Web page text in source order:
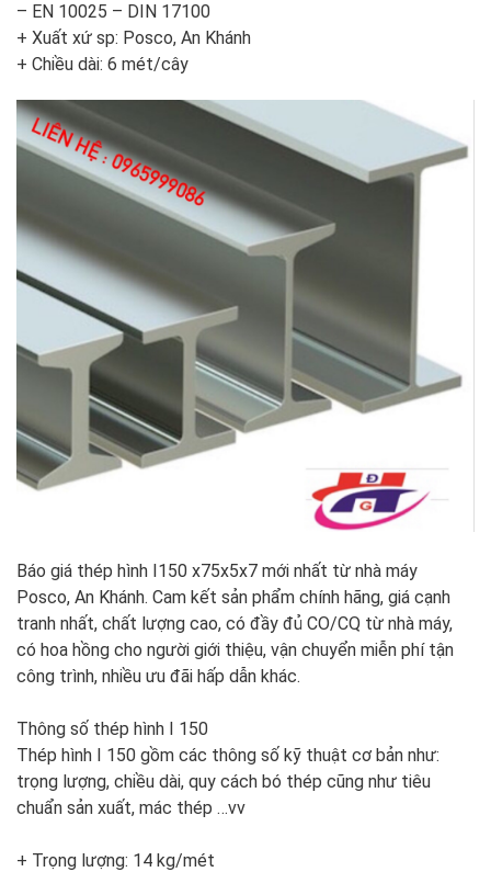
– EN 10025 – DIN 17100
+ Xuất xứ sp: Posco, An Khánh
+ Chiều dài: 6 mét/cây
Báo giá thép hình I150 x75x5x7 mới nhất từ nhà máy
Posco, An Khánh. Cam kết sản phẩm chính hãng, giá cạnh
tranh nhất, chất lượng cao, có đầy đủ CO/CQ từ nhà máy,
có hoa hồng cho người giới thiệu, vận chuyển miễn phí tận
công trình, nhiều ưu đãi hấp dẫn khác.
Thông số thép hình I 150
Thép hình I 150 gồm các thông số kỹ thuật cơ bản như:
trọng lượng, chiều dài, quy cách bó thép cũng như tiêu
chuẩn sản xuất, mác thép …vv
+ Trọng lượng: 14 kg/mét